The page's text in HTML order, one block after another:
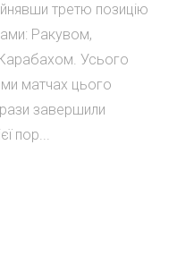
третю позицію
Ракувом,
Усього
матчах цього
завершили
пор...